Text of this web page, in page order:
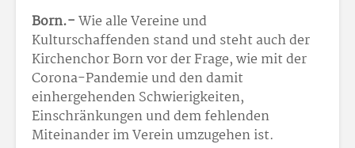
Born.-Wie alle Vereine und
Kulturschaffenden stand und steht auch der
Kirchenchor Born vor der Frage, wie mit der
Corona-Pandemie und den damit
einhergehenden Schwierigkeiten,
Einschränkungen und dem fehlenden
Miteinander im Verein umzugehen ist.